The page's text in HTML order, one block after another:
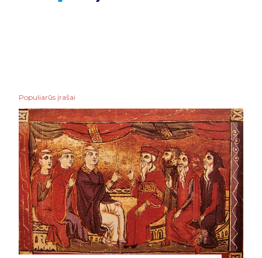
Populiarūs įrašai